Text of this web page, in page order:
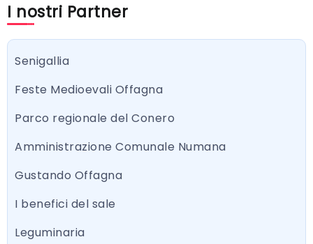
I nostri Partner
Senigallia
Feste Medioevali Offagna
Parco regionale del Conero
Amministrazione Comunale Numana
Gustando Offagna
I benefici del sale
Leguminaria